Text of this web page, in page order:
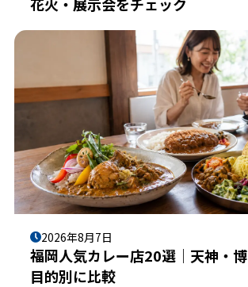
2026年8月7日
福岡人気カレー店20選｜天神・
目的別に比較